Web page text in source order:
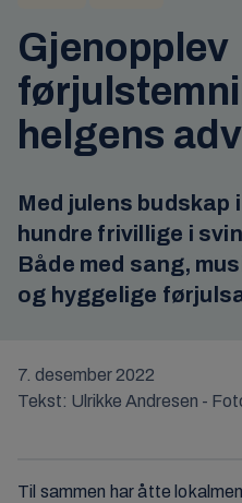
Gjenopplev
helgens
Med julens budskap
hundre frivillige i
Både med sang,
og hyggelige
7. desember 2022
Tekst: Ulrikke Andresen -
Til sammen har åtte